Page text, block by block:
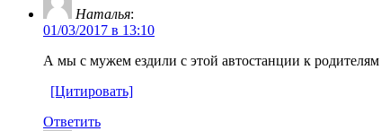
Наталья:
01/03/2017 в 13:10
А мы с мужем ездили с этой автостанции к
[Цитировать]
Ответить